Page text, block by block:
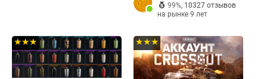
99%, 10327 отзывов
на рынке 9 лет
★★★ ★★★